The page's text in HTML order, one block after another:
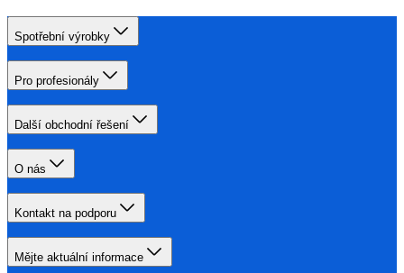
Spotřební výrobky
Pro profesionály
Další obchodní řešení
O nás
Kontakt na podporu
Mějte aktuální informace